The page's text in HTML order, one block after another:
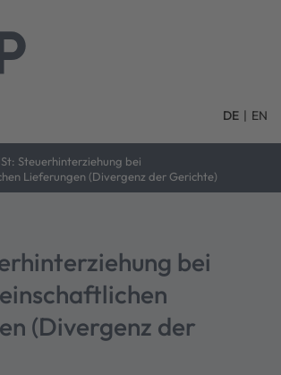
DE | EN
Steuerhinterziehung bei
Lieferungen (Divergenz der Gerichte)
bei
(Divergenz der